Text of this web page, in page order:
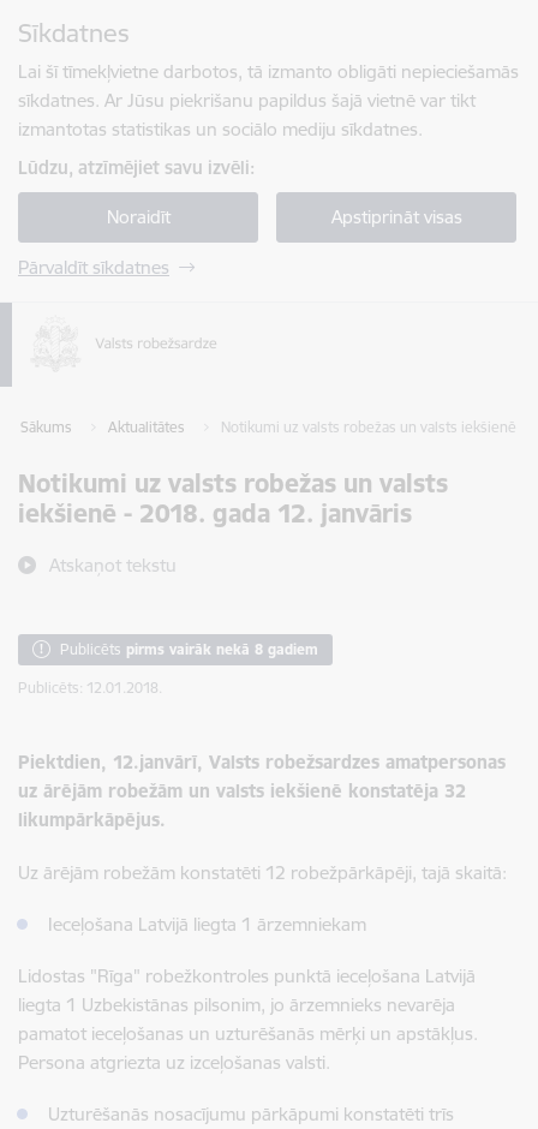
Sīkdatnes
Lai šī tīmekļvietne darbotos, tā izmanto obligāti nepieciešamās
sīkdatnes. Ar Jūsu piekrišanu papildus šajā vietnē var tikt
izmantotas statistikas un sociālo mediju sīkdatnes.
Lūdzu, atzīmējiet savu izvēli:
Noraidīt Apstiprināt visas
Pārvaldīt sīkdatnes
Sākums Aktualitātes Notikumi uz valsts robežas un valsts iekšienē -
Notikumi uz valsts robežas un valsts
iekšienē - 2018. gada 12. janvāris
Atskaņot tekstu
Publicēts pirms vairāk nekā 8 gadiem
Publicēts: 12.01.2018.
Piektdien, 12.janvārī, Valsts robežsardzes amatpersonas
uz ārējām robežām un valsts iekšienē konstatēja 32
likumpārkāpējus.
Uz ārējām robežām konstatēti 12 robežpārkāpēji, tajā skaitā:
Ieceļošana Latvijā liegta 1 ārzemniekam
Lidostas "Rīga" robežkontroles punktā ieceļošana Latvijā
liegta 1 Uzbekistānas pilsonim, jo ārzemnieks nevarēja
pamatot ieceļošanas un uzturēšanās mērķi un apstākļus.
Persona atgriezta uz izceļošanas valsti.
Uzturēšanās nosacījumu pārkāpumi konstatēti trīs